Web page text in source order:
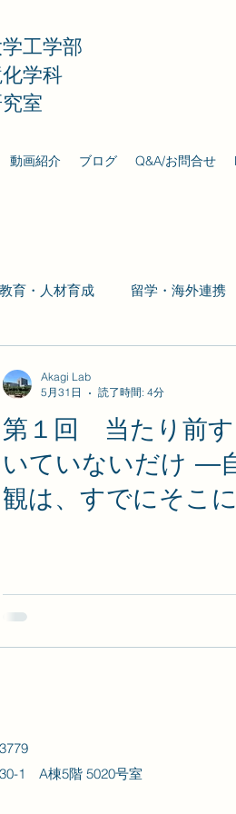
工学部
学科
室
動画紹介 ブログ Q&A/お問合せ
育・人材育成 留学・海外連携
第１回 当たり前
いていないだけ ―
観は、すでにそこ
Akagi Lab
5月31日
読了時間: 4分
1 A棟5階 5020号室